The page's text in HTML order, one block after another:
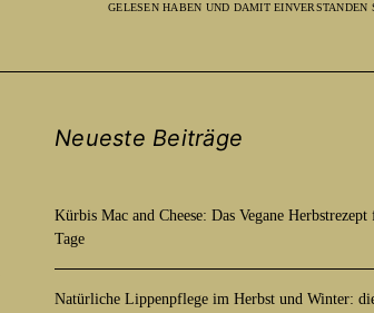
GELESEN HABEN UND DAMIT EINVERSTANDEN
Neueste Beiträge
Kürbis Mac and Cheese: Das Vegane
Tage
Natürliche Lippenpflege im Herbst und Winter: